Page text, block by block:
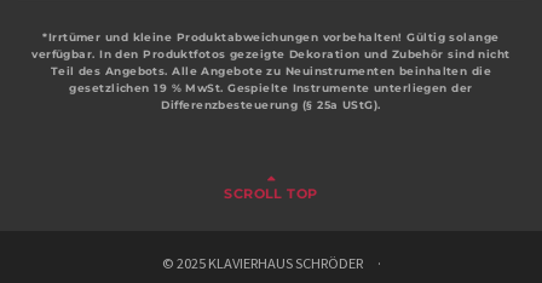
*Irrtümer und kleine Produktabweichungen vorbehalten! Gültig solange
verfügbar. In den Produktfotos gezeigte Dekoration und Zubehör sind nicht
Teil des Angebots. Alle Angebote zu Neuinstrumenten beinhalten die
gesetzlichen 19 % MwSt. Gespielte Instrumente unterliegen der
Differenzbesteuerung (§ 25a UStG).
SCROLL TOP
© 2025 KLAVIERHAUS SCHRÖDER ·